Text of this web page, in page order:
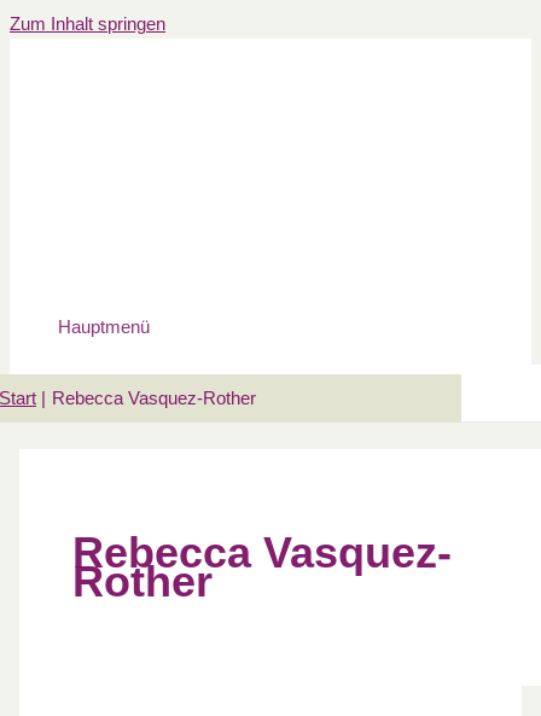
Zum Inhalt springen
Hauptmenü
Start Rebecca Vasquez-Rother
Rebecca Vasquez-
Rother